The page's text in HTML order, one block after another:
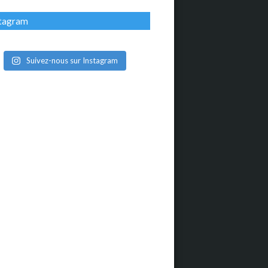
Suivez-nous sur Instagram